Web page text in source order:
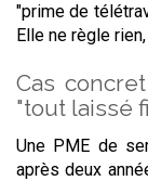
"prime de
Elle ne règle
Cas
"tout laissé
Une PME de
après deux